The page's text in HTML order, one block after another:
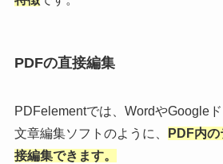
PDFの直接編集
PDFelementでは、WordやGoogle
文章編集ソフトのように、
PDF内
接編集できます。